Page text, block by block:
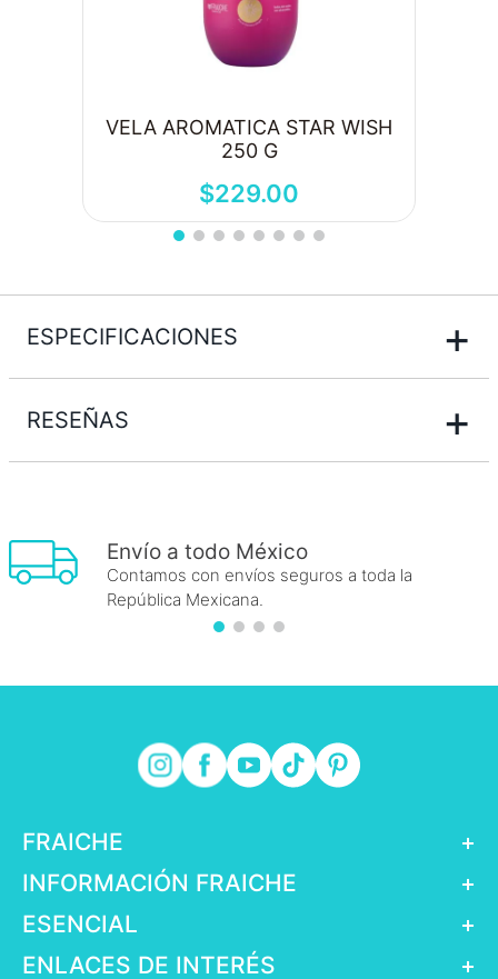
VELA AROMATICA STAR WISH
250 G
$229.00
ESPECIFICACIONES +
RESEÑAS +
Envío a todo México
Contamos con envíos seguros a toda la
República Mexicana.
FRAICHE
+
INFORMACIÓN FRAICHE
+
ESENCIAL
+
ENLACES DE INTERÉS
+